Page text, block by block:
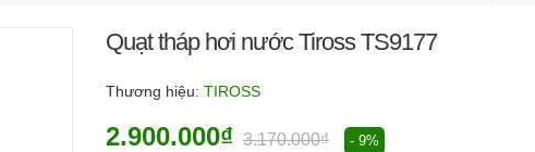
Quạt tháp hơi nước Tiross TS9177
Thương hiệu: TIROSS
2.900.000₫ 3.170.000₫ - 9%